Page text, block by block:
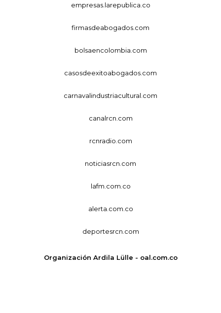
empresas.larepublica.co
firmasdeabogados.com
bolsaencolombia.com
casosdeexitoabogados.com
carnavalindustriacultural.com
canalrcn.com
rcnradio.com
noticiasrcn.com
lafm.com.co
alerta.com.co
deportesrcn.com
Organización Ardila Lülle - oal.com.co